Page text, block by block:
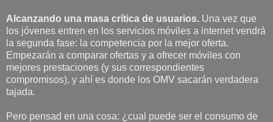
Alcanzando una masa crítica de usuarios. Una vez que
los jóvenes entren en los servicios móviles a internet vendrá
la segunda fase: la competencia por la mejor oferta.
Empezarán a comparar ofertas y a ofrecer móviles con
mejores prestaciones (y sus correspondientes
compromisos), y ahí es donde los OMV sacarán verdadera
tajada.
Pero pensad en una cosa: ¿cual puede ser el consumo de